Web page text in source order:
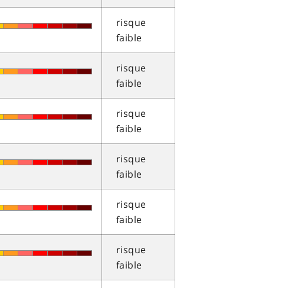
risque
faible
risque
faible
risque
faible
risque
faible
risque
faible
risque
faible